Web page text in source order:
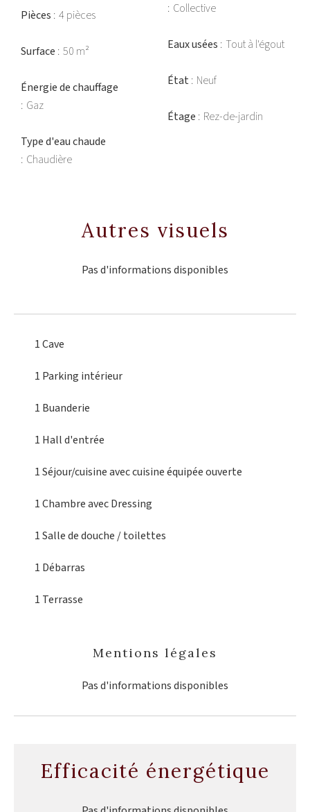
Pièces 4 pièces
Surface 50 m²
Énergie de chauffage
Gaz
Type d'eau chaude
Chaudière
Collective
Eaux usées Tout à l'égout
État Neuf
Étage Rez-de-jardin
Autres visuels
Pas d'informations disponibles
1 Cave
1 Parking intérieur
1 Buanderie
1 Hall d'entrée
1 Séjour/cuisineavec cuisine équipée ouverte
1 Chambreavec Dressing
1 Salle de douche / toilettes
1 Débarras
1 Terrasse
Mentions légales
Pas d'informations disponibles
Efficacité énergétique